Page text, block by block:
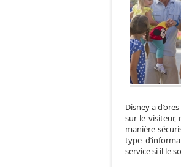
Disney a
sur le visiteur,
manière
type
service si il le